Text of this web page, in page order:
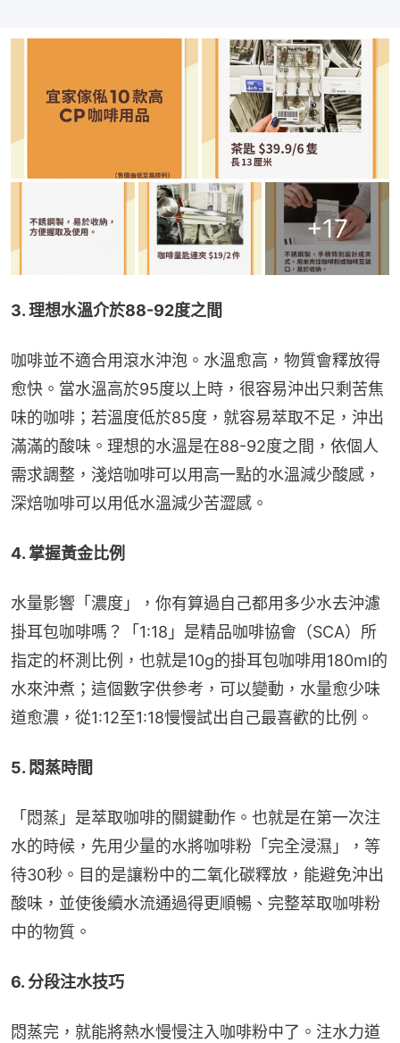
+17
3. 理想水溫介於88-92度之間
咖啡並不適合用滾水沖泡。水溫愈高，物質會釋放得
愈快。當水溫高於95度以上時，很容易沖出只剩苦焦
味的咖啡；若溫度低於85度，就容易萃取不足，沖出
滿滿的酸味。理想的水溫是在88-92度之間，依個人
需求調整，淺焙咖啡可以用高一點的水溫減少酸感，
深焙咖啡可以用低水溫減少苦澀感。
4. 掌握黃金比例
水量影響「濃度」，你有算過自己都用多少水去沖濾
掛耳包咖啡嗎？「1:18」是精品咖啡協會（SCA）所
指定的杯測比例，也就是10g的掛耳包咖啡用180ml的
水來沖煮；這個數字供參考，可以變動，水量愈少味
道愈濃，從1:12至1:18慢慢試出自己最喜歡的比例。
5. 悶蒸時間
「悶蒸」是萃取咖啡的關鍵動作。也就是在第一次注
水的時候，先用少量的水將咖啡粉「完全浸濕」，等
待30秒。目的是讓粉中的二氧化碳釋放，能避免沖出
酸味，並使後續水流通過得更順暢、完整萃取咖啡粉
中的物質。
6. 分段注水技巧
悶蒸完，就能將熱水慢慢注入咖啡粉中了。注水力道